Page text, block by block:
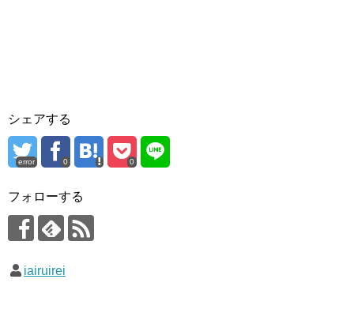
シェアする
error 0 0
フォローする
iairuirei